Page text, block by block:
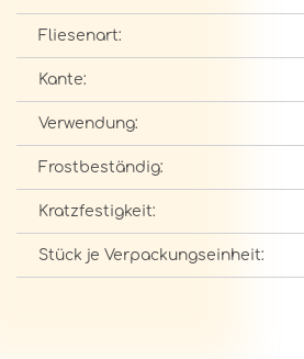
Fliesenart:
Kante:
Verwendung:
Frostbeständig:
Kratzfestigkeit:
Stück je Verpackungseinheit: